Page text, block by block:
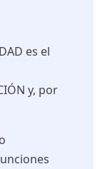
es el
y, por